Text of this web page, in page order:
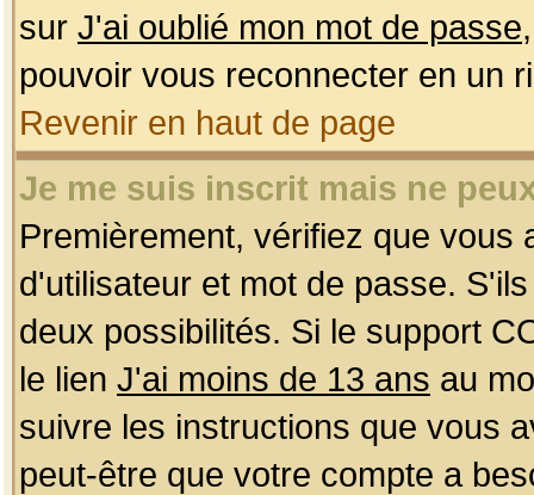
sur J'ai oublié mon mot de passe
pouvoir vous reconnecter en un
Revenir en haut de page
Je me suis inscrit mais ne
Premièrement, vérifiez que
d'utilisateur et mot de passe.
deux possibilités. Si le support
le lien J'ai moins de 13 ans au
suivre les instructions que vous
peut-être que votre compte a